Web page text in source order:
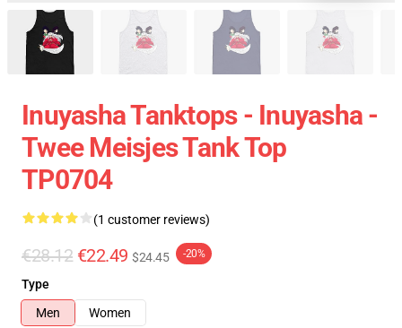
Inuyasha Tanktops - Inuyasha -
Twee Meisjes Tank Top
TP0704
(1 customer reviews)
€28.12 €22.49 $24.45 -20%
Type
Men
Women